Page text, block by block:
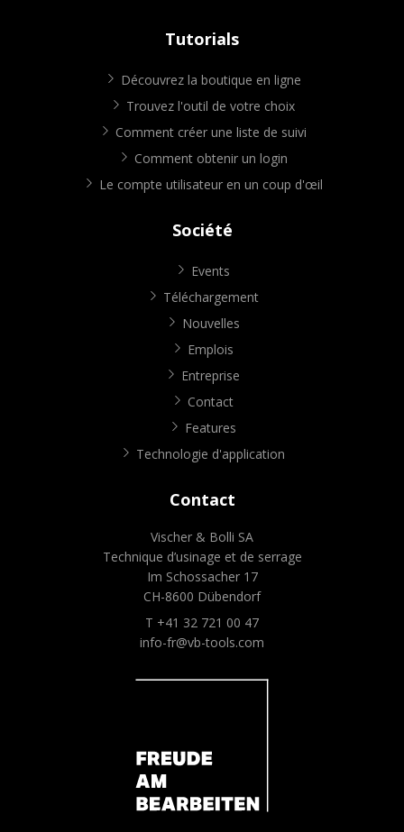
Tutorials
Découvrez la boutique en ligne
Trouvez l'outil de votre choix
Comment créer une liste de suivi
Comment obtenir un login
Le compte utilisateur en un coup d'œil
Société
Events
Téléchargement
Nouvelles
Emplois
Entreprise
Contact
Features
Technologie d'application
Contact
Vischer & Bolli SA
Technique d’usinage et de serrage
Im Schossacher 17
CH-8600 Dübendorf
T +41 32 721 00 47
info-fr@vb-tools.com